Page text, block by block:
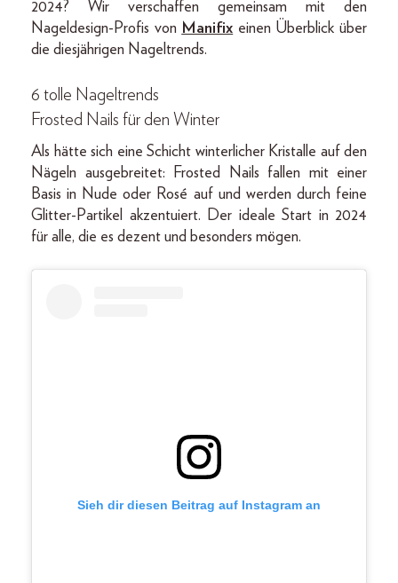
2024? Wir verschaffen gemeinsam mit den
Nageldesign-Profis von Manifix einen Überblick über
die diesjährigen Nageltrends.
6 tolle Nageltrends
Frosted Nails für den Winter
Als hätte sich eine Schicht winterlicher Kristalle auf den
Nägeln ausgebreitet: Frosted Nails fallen mit einer
Basis in Nude oder Rosé auf und werden durch feine
Glitter-Partikel akzentuiert. Der ideale Start in 2024
für alle, die es dezent und besonders mögen.
Sieh dir diesen Beitrag auf Instagram an